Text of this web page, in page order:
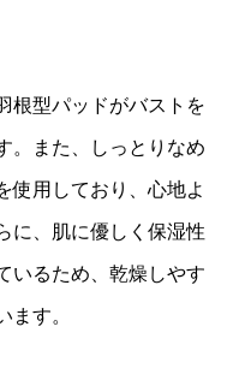
根型パッドがバストを
。また、しっとりなめ
使用しており、心地よ
に、肌に優しく保湿性
いるため、乾燥しやす
ます。